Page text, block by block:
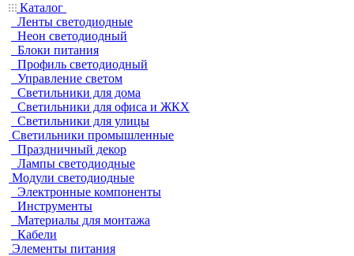
Каталог
Ленты светодиодные
Неон светодиодный
Блоки питания
Профиль светодиодный
Управление светом
Светильники для дома
Светильники для офиса и ЖКХ
Светильники для улицы
Светильники промышленные
Праздничный декор
Лампы светодиодные
Модули светодиодные
Электронные компоненты
Инструменты
Материалы для монтажа
Кабели
Элементы питания